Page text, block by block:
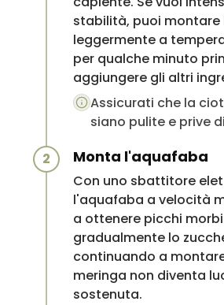
stabilità, puoi
leggermente a
per qualche minuto
aggiungere gli altri
Assicurati che la
siano pulite e prive
2 Monta l'aquafaba
Con uno sbattitore
l'aquafaba a velocità
a ottenere picchi
gradualmente lo
continuando a
meringa non diventa
sostenuta.